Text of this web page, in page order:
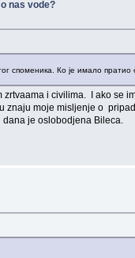
nas vode?
споменика. Ко је имало
i civilima. I ako se
znaju moje misljenje o
dana je oslobodjena Bileca.